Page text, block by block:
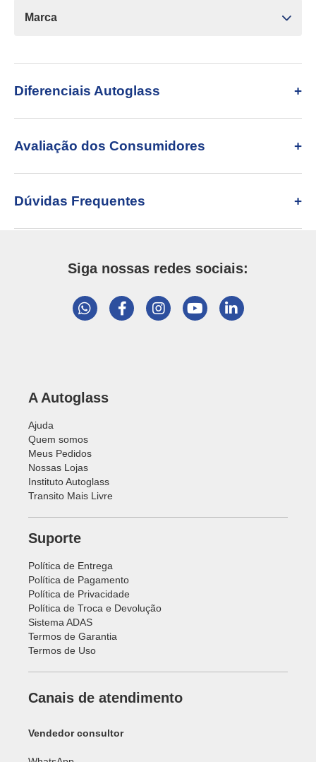
Marca
Diferenciais Autoglass
Avaliação dos Consumidores
Dúvidas Frequentes
Siga nossas redes sociais:
A Autoglass
Ajuda
Quem somos
Meus Pedidos
Nossas Lojas
Instituto Autoglass
Transito Mais Livre
Suporte
Política de Entrega
Política de Pagamento
Política de Privacidade
Política de Troca e Devolução
Sistema ADAS
Termos de Garantia
Termos de Uso
Canais de atendimento
Vendedor consultor